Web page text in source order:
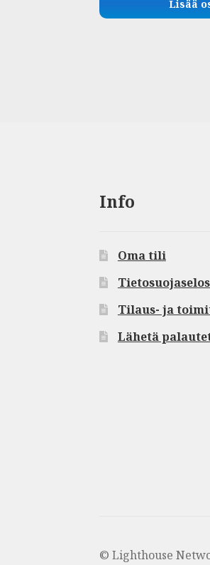
Lisää
Info
Oma tili
Tilaus- ja
Lähetä
© Lighthouse